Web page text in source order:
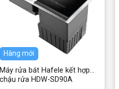
Hàng mới
Máy rửa bát Hafele kết hợp
chậu rửa HDW-SD90A